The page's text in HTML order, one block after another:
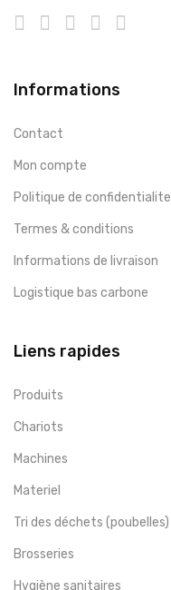
Informations
Contact
Mon compte
Politique de confidentialite
Termes & conditions
Informations de livraison
Logistique bas carbone
Liens rapides
Produits
Chariots
Machines
Materiel
Tri des déchets (poubelles)
Brosseries
Hygiène sanitaires